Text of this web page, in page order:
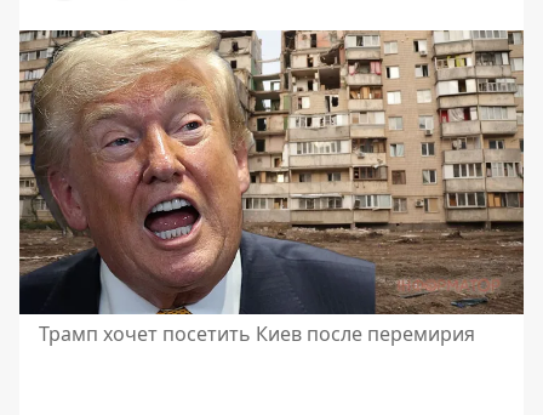
Трамп хочет посетить Киев после перемирия